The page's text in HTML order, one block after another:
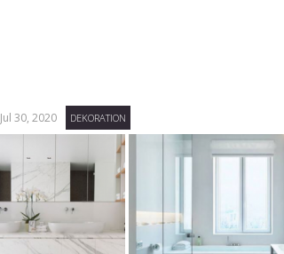
Jul 30, 2020 DEKORATION